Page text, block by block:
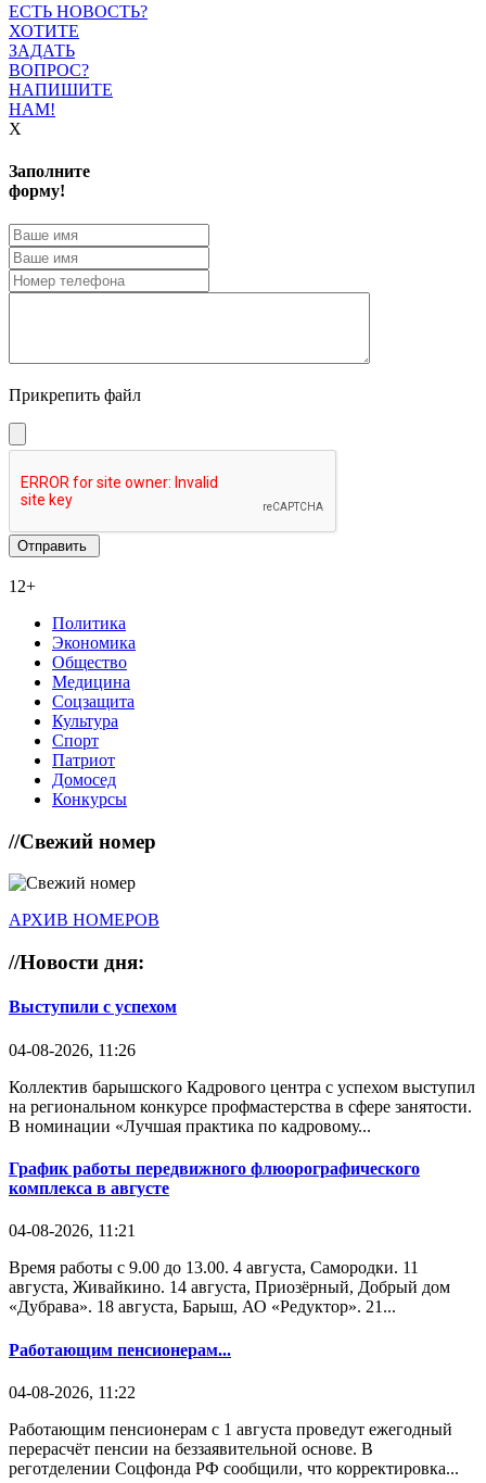
ЕСТЬ НОВОСТЬ?
ХОТИТЕ
ЗАДАТЬ
ВОПРОС?
НАПИШИТЕ
НАМ!
X
Заполните
форму!
Прикрепить файл
12+
Политика
Экономика
Общество
Медицина
Соцзащита
Культура
Спорт
Патриот
Домосед
Конкурсы
//Свежий номер
АРХИВ НОМЕРОВ
//Новости дня:
Выступили с успехом
04-08-2026, 11:26
Коллектив барышского Кадрового центра с успехом выступил
на региональном конкурсе профмастерства в сфере занятости.
В номинации «Лучшая практика по кадровому...
График работы передвижного флюорографического
комплекса в августе
04-08-2026, 11:21
Время работы с 9.00 до 13.00. 4 августа, Самородки. 11
августа, Живайкино. 14 августа, Приозёрный, Добрый дом
«Дубрава». 18 августа, Барыш, АО «Редуктор». 21...
Работающим пенсионерам...
04-08-2026, 11:22
Работающим пенсионерам с 1 августа проведут ежегодный
перерасчёт пенсии на беззаявительной основе. В
реготделении Соцфонда РФ сообщили, что корректировка...